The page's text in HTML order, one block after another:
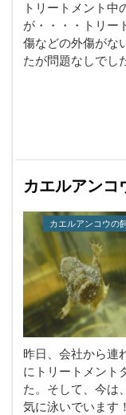
トリートメント中
が・・・・トリー
傷などの外傷がな
たが問題なしでし
カエルアンコ
カエルアンコウの
昨日、会社から連
にトリートメント
た。そして、今は
気に泳いでいます